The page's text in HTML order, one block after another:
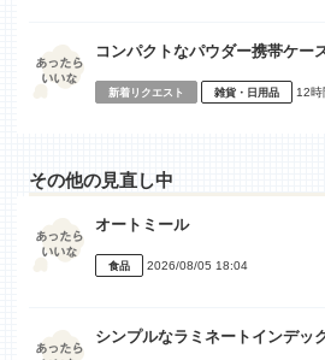
コンパクトなパウダー携帯ケー
新着リクエスト 雑貨・日用品 12時
その他の見直し中
オートミール
食品 2026/08/05 18:04
シンプルなラミネートインデッ